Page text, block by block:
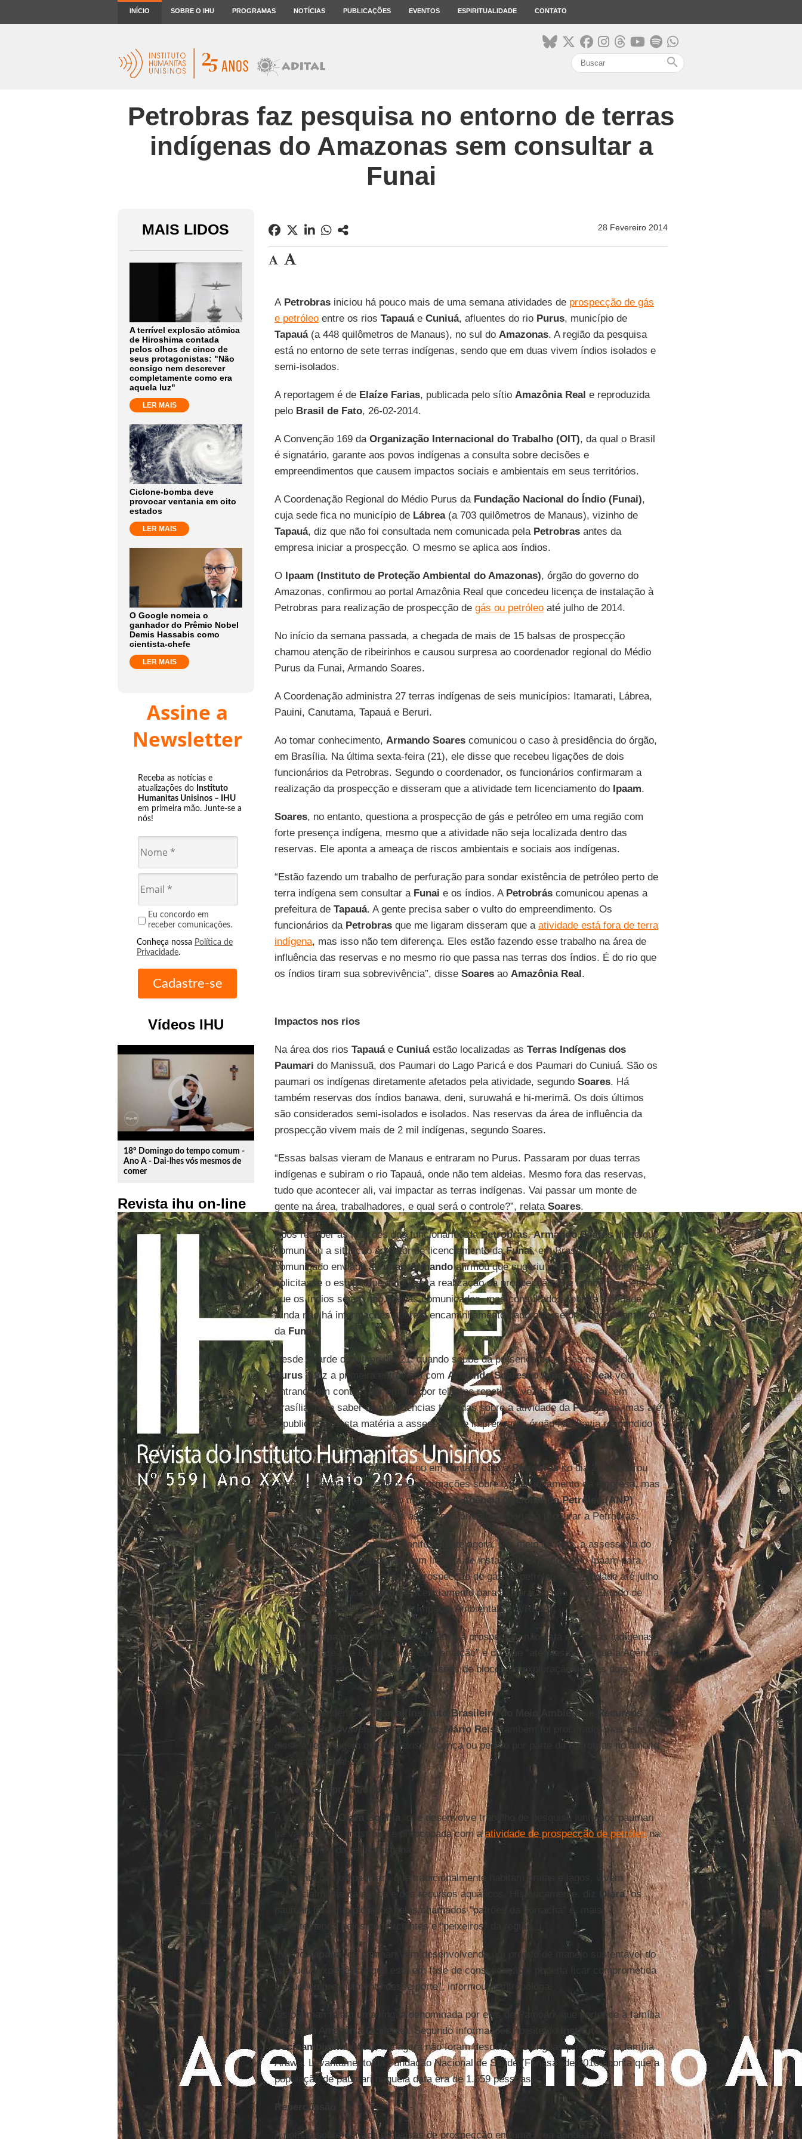
INÍCIO SOBRE O IHU PROGRAMAS NOTÍCIAS PUBLICAÇÕES EVENTOS ESPIRITUALIDADE CONTATO
search
Petrobras faz pesquisa no entorno de terras
indígenas do Amazonas sem consultar a
Funai
MAIS LIDOS
A terrível explosão atômica
de Hiroshima contada
pelos olhos de cinco de
seus protagonistas: "Não
consigo nem descrever
completamente como era
aquela luz"
LER MAIS
Ciclone-bomba deve
provocar ventania em oito
estados
LER MAIS
O Google nomeia o
ganhador do Prêmio Nobel
Demis Hassabis como
cientista-chefe
LER MAIS
Assine a
Newsletter
Receba as notícias e
atualizações do Instituto
Humanitas Unisinos – IHU
em primeira mão. Junte-se a
nós!
Eu concordo em
receber comunicações.
Conheça nossa Política de
Privacidade.
Vídeos IHU
play_circle_outline
18º Domingo do tempo comum -
Ano A - Dai-lhes vós mesmos de
comer
Revista ihu on-line
28 Fevereiro 2014
A Petrobrasiniciou há pouco mais de uma semana atividades de prospecção de gás
e petróleoentre os rios Tapauáe Cuniuá, afluentes do rio Purus, município de
Tapauá(a 448 quilômetros de Manaus), no sul do Amazonas. A região da pesquisa
está no entorno de sete terras indígenas, sendo que em duas vivem índios isolados e
semi-isolados.
A reportagem é de Elaíze Farias, publicada pelo sítio Amazônia Real e reproduzida
pelo Brasil de Fato, 26-02-2014.
A Convenção 169 daOrganização Internacional do Trabalho (OIT), da qual o Brasil
é signatário, garante aos povos indígenas a consulta sobre decisões e
empreendimentos que causem impactos sociais e ambientais em seus territórios.
A Coordenação Regional do Médio Purus da Fundação Nacional do Índio (Funai),
cuja sede fica no município de Lábrea(a 703 quilômetros de Manaus), vizinho de
Tapauá, diz que não foi consultada nem comunicada pela Petrobrasantes da
empresa iniciar a prospecção. O mesmo se aplica aos índios.
O Ipaam (Instituto de Proteção Ambiental do Amazonas), órgão do governo do
Amazonas, confirmou ao portal Amazônia Real que concedeu licença de instalação à
Petrobras para realização de prospecção de gás ou petróleoaté julho de 2014.
No início da semana passada, a chegada de mais de 15 balsas de prospecção
chamou atenção de ribeirinhos e causou surpresa ao coordenador regional do Médio
Purus da Funai, Armando Soares.
A Coordenação administra 27 terras indígenas de seis municípios: Itamarati, Lábrea,
Pauini, Canutama, Tapauá e Beruri.
Ao tomar conhecimento, Armando Soarescomunicou o caso à presidência do órgão,
em Brasília. Na última sexta-feira (21), ele disse que recebeu ligações de dois
funcionários da Petrobras. Segundo o coordenador, os funcionários confirmaram a
realização da prospecção e disseram que a atividade tem licenciamento do Ipaam.
Soares, no entanto, questiona a prospecção de gás e petróleo em uma região com
forte presença indígena, mesmo que a atividade não seja localizada dentro das
reservas. Ele aponta a ameaça de riscos ambientais e sociais aos indígenas.
“Estão fazendo um trabalho de perfuração para sondar existência de petróleo perto de
terra indígena sem consultar a Funai e os índios. A Petrobráscomunicou apenas a
prefeitura de Tapauá. A gente precisa saber o vulto do empreendimento. Os
funcionários daPetrobrasque me ligaram disseram que a atividade está fora de terra
indígena, mas isso não tem diferença. Eles estão fazendo esse trabalho na área de
influência das reservas e no mesmo rio que passa nas terras dos índios. É do rio que
os índios tiram sua sobrevivência”, disse Soaresao Amazônia Real.
Impactos nos rios
Na área dos rios Tapauáe Cuniuáestão localizadas as Terras Indígenas dos
Paumari do Manissuã, dos Paumari do Lago Paricá e dos Paumari do Cuniuá. São os
paumari os indígenas diretamente afetados pela atividade, segundo Soares. Há
também reservas dos índios banawa, deni, suruwahá e hi-merimã. Os dois últimos
são considerados semi-isolados e isolados. Nas reservas da área de influência da
prospecção vivem mais de 2 mil indígenas, segundo Soares.
“Essas balsas vieram de Manaus e entraram no Purus. Passaram por duas terras
indígenas e subiram o rio Tapauá, onde não tem aldeias. Mesmo fora das reservas,
tudo que acontecer ali, vai impactar as terras indígenas. Vai passar um monte de
gente na área, trabalhadores, e qual será o controle?”, relata Soares.
Após receber as ligações dos funcionários daPetrobras,Armando Soaresdisse que
comunicou a situação ao setor de licenciamento daFunai, em Brasília. No
comunicado enviado à Funai,Armandoafirmou que sugeriu que o órgão indigenista
solicitasse o estudo que autorizou a realização da prospecção. Ele também sugeriu
que os índios sejam não apenas comunicados, mas consultados sobre a atividade.
Ainda não há informações sobre o encaminhamento dado pelo setor de licenciamento
da Funai.
Desde a tarde do último dia 21, quando soube da presença de balsas na área do
Puruse fez a primeira entrevista com Armando Soares, oAmazônia Realvem
entrando em contato por email e por telefone repetidas vezes com aFunai, em
Brasília, para saber as providências tomadas sobre a atividade daPetrobras, mas até
a publicação desta matéria a assessoria de imprensa do órgão não havia respondido
as questões enviadas.
OAmazônia Realtambém entrou em contato com aPetrobrasno dia 21 e reiterou
nos dias seguintes o pedido de informações sobre o posicionamento da empresa, mas
esta não se manifestou até o momento. AAgência Nacional do Petróleo (ANP)
também foi procurada, mas a assessoria orientou o portal a procurar a Petrobras.
OIpaamfoi o único que se manifestou até agora. Por meio de nota, a assessoria do
órgão disse que aPetrobras
“tem licença de instalação expedida pelo Ipaam para
acesso ao local e realização de prospecção de gás ou petróleo com validade até julho
de 2014”. Segundo o
Ipaam, o licenciamento para exploração não exige Estudo de
Impacto Ambiental/Relatório de Impacto Ambiental (EIA/RIMA).
Na nota, oIpaamdiz que “a área relativa à prospecção não está em terras indígenas
e nem em área de Unidades de Conservação” e diz que “até mesmo porque a Agência
Nacional de Petróleo não faz concessões de blocos de exploração nesses dois
casos”.
O superintendente do Ibama (Instituto Brasileiro do Meio Ambiente e Recursos
Naturais Renováveis)no Amazonas, Mário Reis, também foi procurado, mas este
disse à reportagem que não existe licença ou pedido por parte da Petrobras no âmbito
do órgão federal para a área.
Manejo comprometido
A antropólogaOiara Bonilla
, que desenvolve trabalho de pesquisa junto aos paumari
há vários anos, mostrou-se preocupada com aatividade de prospecção de petróleona
área próxima da terra indígena.
Ela conta que os paumari, que tradicionalmente habitam praias e lagos, vivem
essencialmente da pesca e dos recursos aquáticos. Historicamente, diz
Oiara, os
paumari foram explorados pelos chamados “patrões da borracha” e, mais
recentemente, pelos comerciantes e “peixeiros” da região.
“No rioTapauá, os paumari vêm desenvolvendo um projeto de manejo sustentável do
pirarucu, experiência que está em fase de consolidação e poderia ficar comprometida
por um empreendimento desse porte”, informou a antropóloga.
Os paumari falam uma língua denominada por eles de Pamoari, que pertence à família
Arawá da Amazônia Ocidental. Segundo informações no site do
Instituto
Socioambiental (ISA), até agora não foram descobertas línguas próximas da família
Arawá. Levantamento da Fundação Nacional de Saúde (Funasa) de 2010 aponta que a
população de paumari naquela data era de 1.559 pessoas.
Repercussão
A notícia sobre entrada de balsas de prospecção em uma área aonde há terras